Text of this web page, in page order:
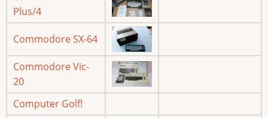
Plus/4
Commodore SX-64
Commodore Vic-
20
Computer Golf!